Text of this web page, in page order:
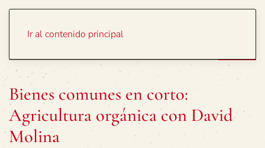
Ir al contenido principal
Bienes comunes en corto:
Agricultura orgánica con David
Molina